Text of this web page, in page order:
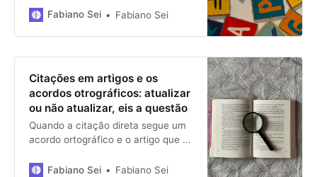
comentou que parara de ler logo no
que, lamento dizer, não era
século XIX (não me ocorreu
Fabiano Sei Fabiano Sei
Citações em artigos e os
acordos otrográficos: atualizar
ou não atualizar, eis a questão
Quando a citação direta segue um
acordo ortográfico e o artigo que a
ser feito? Mantê-la ou atualizá-la?
Fabiano Sei Fabiano Sei